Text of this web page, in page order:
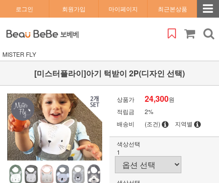
로그인 회원가입 마이페이지 최근본상품
MISTER FLY
[미스터플라이]아기 턱받이 2P(디자인 선택)
상품가 24,300원
적립금
2%
배송비
(조건) 지역별
색상선택
1